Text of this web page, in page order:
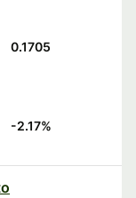
0.1705
-2.17%